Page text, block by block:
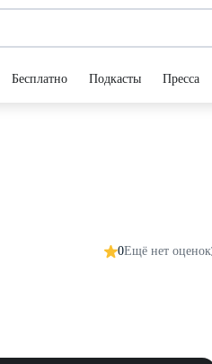
Бесплатно Подкасты Пресса
0Ещё нет оценок